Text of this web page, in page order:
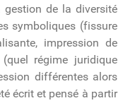
gestion de la diversité
symboliques (fissure
impression de
régime juridique
différentes alors
écrit et pensé à partir